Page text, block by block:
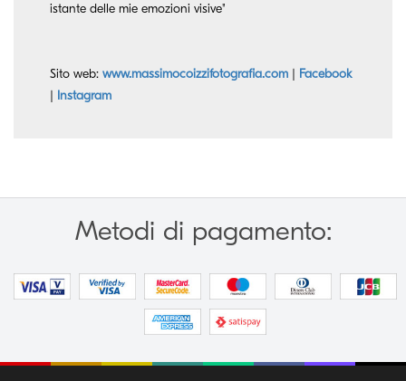
istante delle mie emozioni visive"
Sito web: www.massimocoizzifotografia.com | Facebook
| Instagram
Metodi di pagamento: